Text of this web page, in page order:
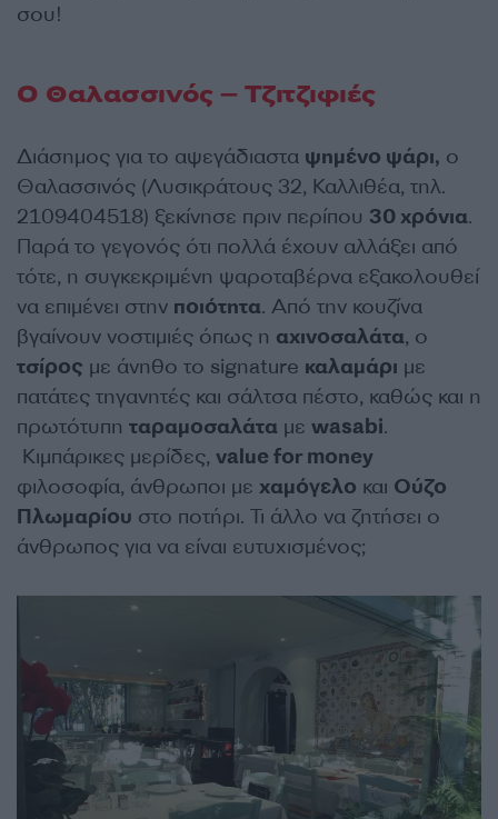
σου!
Ο Θαλασσινός – Τζιτζιφιές
Διάσημος για το αψεγάδιαστα ψημένο ψάρι, ο
Θαλασσινός (Λυσικράτους 32, Καλλιθέα, τηλ.
2109404518) ξεκίνησε πριν περίπου 30 χρόνια.
Παρά το γεγονός ότι πολλά έχουν αλλάξει από
τότε, η συγκεκριμένη ψαροταβέρνα εξακολουθεί
να επιμένει στην ποιότητα. Από την κουζίνα
βγαίνουν νοστιμιές όπως η αχινοσαλάτα, ο
τσίρος με άνηθο το signature καλαμάρι με
πατάτες τηγανητές και σάλτσα πέστο, καθώς και η
πρωτότυπη ταραμοσαλάτα με wasabi.
Κιμπάρικες μερίδες, value for money
φιλοσοφία, άνθρωποι με χαμόγελο και Ούζο
Πλωμαρίου στο ποτήρι. Τι άλλο να ζητήσει ο
άνθρωπος για να είναι ευτυχισμένος;